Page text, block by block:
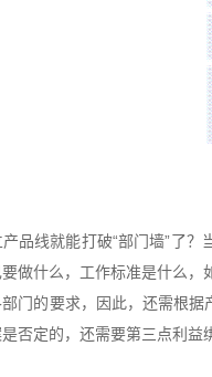
品线就能打破“部门墙”了
做什么，工作标准是什么
门的要求，因此，还需根
否定的，还需要第三点利益